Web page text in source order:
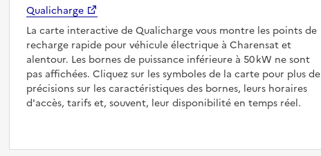
Qualicharge
La carte interactive de Qualicharge vous montre les points de
recharge rapide pour véhicule électrique à Charensat et
alentour. Les bornes de puissance inférieure à 50 kW ne sont
pas affichées. Cliquez sur les symboles de la carte pour plus de
précisions sur les caractéristiques des bornes, leurs horaires
d'accès, tarifs et, souvent, leur disponibilité en temps réel.